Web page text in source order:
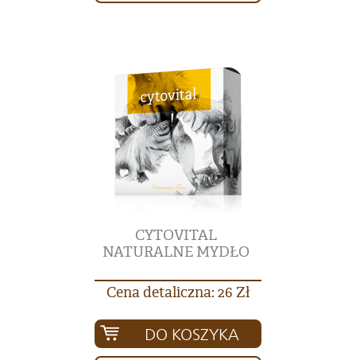
CYTOVITAL
NATURALNE MYDŁO
Cena detaliczna: 26 Zł
DO KOSZYKA